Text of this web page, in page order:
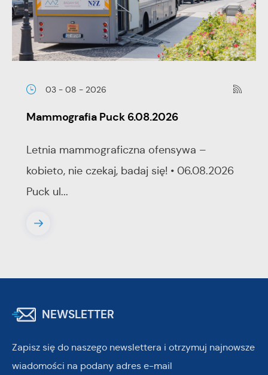
03 - 08 - 2026
Mammografia Puck 6.08.2026
Letnia mammograficzna ofensywa –
kobieto, nie czekaj, badaj się! • 06.08.2026
Puck ul...
NEWSLETTER
Zapisz się do naszego newslettera i otrzymuj najnowsze
wiadomości na podany adres e-mail